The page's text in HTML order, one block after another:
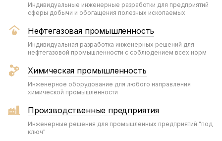
Индивидуальные инженерные разработки для предприятий
сферы добычи и обогащения полезных ископаемых
Нефтегазовая промышленность
Индивидуальная разработка инженерных решений для
нефтегазовой промышленности с соблюдением всех норм
Химическая промышленность
Инженерное оборудование для любого направления
химической промышленности
Производственные предприятия
Инженерные решения для промышленных предприятий "под
ключ"